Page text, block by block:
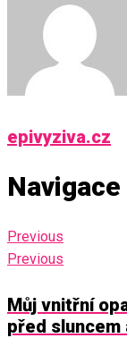
epivyziva.cz
Previous
Previous
Můj vnitřní
před sluncem